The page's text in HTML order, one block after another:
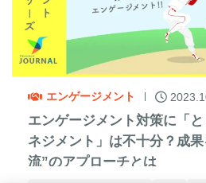
エンゲージメント
エンゲージメント対策に「
ネジメント」は不十分？成
流”のアプローチとは